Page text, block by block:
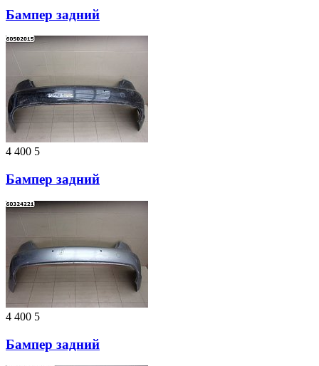
Бампер задний
4 400 5
Бампер задний
4 400 5
Бампер задний